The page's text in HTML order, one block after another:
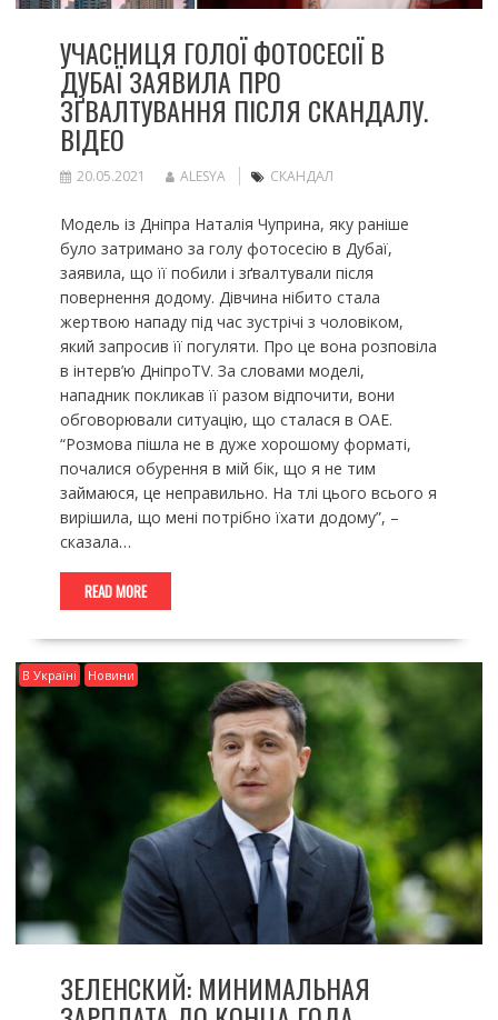
УЧАСНИЦЯ ГОЛОЇ ФОТОСЕСІЇ В
ДУБАЇ ЗАЯВИЛА ПРО
ЗҐВАЛТУВАННЯ ПІСЛЯ СКАНДАЛУ.
ВІДЕО
20.05.2021 ALESYA СКАНДАЛ
Модель із Дніпра Наталія Чуприна, яку раніше
було затримано за голу фотосесію в Дубаї,
заявила, що її побили і зґвалтували після
повернення додому. Дівчина нібито стала
жертвою нападу під час зустрічі з чоловіком,
який запросив її погуляти. Про це вона розповіла
в інтерв’ю ДніпроTV. За словами моделі,
нападник покликав її разом відпочити, вони
обговорювали ситуацію, що сталася в ОАЕ.
“Розмова пішла не в дуже хорошому форматі,
почалися обурення в мій бік, що я не тим
займаюся, це неправильно. На тлі цього всього я
вирішила, що мені потрібно їхати додому”, –
сказала…
READ MORE
В Україні Новини
ЗЕЛЕНСКИЙ: МИНИМАЛЬНАЯ